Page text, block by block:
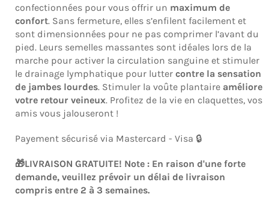
confectionnées pour vous offrir un maximum de
confort. Sans fermeture, elles s’enfilent facilement et
sont dimensionnées pour ne pas comprimer l’avant du
pied. Leurs semelles massantes sont idéales lors de la
marche pour activer la circulation sanguine et stimuler
le drainage lymphatique pour lutter contre la sensation
de jambes lourdes. Stimuler la voûte plantaire améliore
votre retour veineux. Profitez de la vie en claquettes, vos
amis vous jalouseront !
Payement sécurisé via Mastercard - Visa 🔒
🎁LIVRAISON GRATUITE! Note : En raison d'une forte
demande, veuillez prévoir un délai de livraison
compris entre 2 à 3 semaines.